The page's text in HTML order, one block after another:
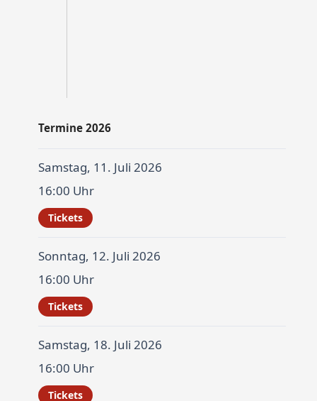
Termine 2026
Samstag, 11. Juli 2026
16:00 Uhr
Tickets
Sonntag, 12. Juli 2026
16:00 Uhr
Tickets
Samstag, 18. Juli 2026
16:00 Uhr
Tickets